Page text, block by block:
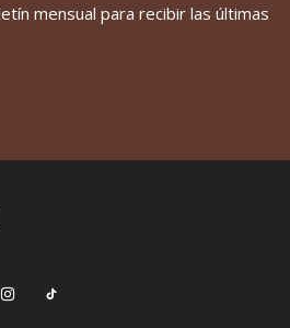
mensual para recibir las últimas